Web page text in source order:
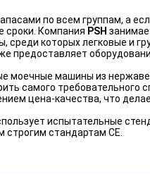
по всем группам, а
сроки. Компания PSH
которых легковые и
предоставляет
моечные машины из
самого
цена-качества, что
испытательные
стандартам СЕ.